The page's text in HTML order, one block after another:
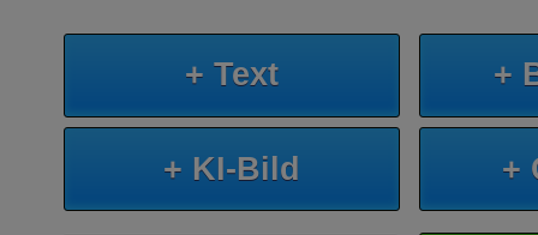
+ Text +
+ KI-Bild +